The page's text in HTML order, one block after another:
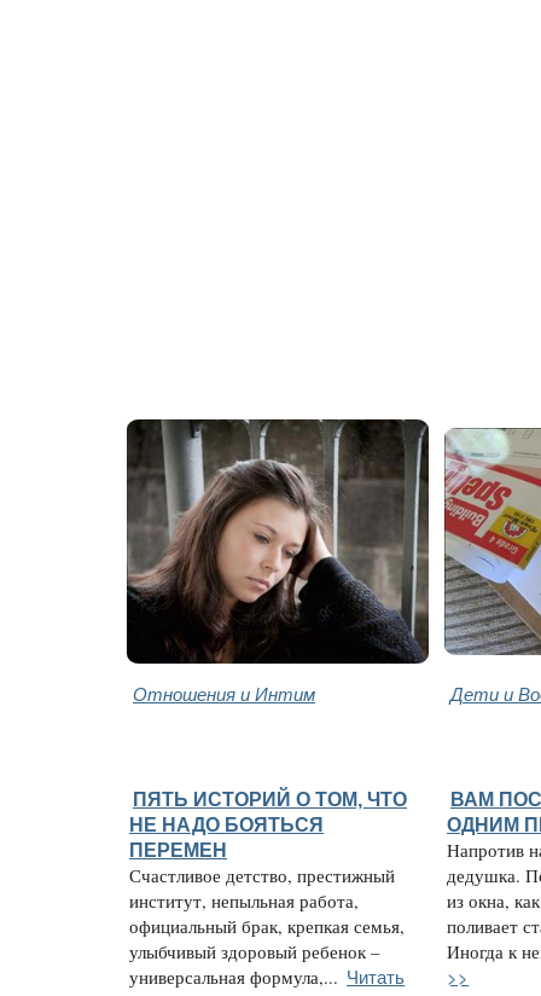
Отношения и Интим Дети и
ПЯТЬ ИСТОРИЙ О ТОМ, ЧТО
НЕ НАДО БОЯТЬСЯ
ПЕРЕМЕН
Счастливое детство, престижный
институт, непыльная работа,
официальный брак, крепкая семья,
улыбчивый здоровый ребенок –
универсальная формула,... Читать
ВАМ
ОДНИМ
Напротив
дедушка.
из окна,
поливает
Иногда к
>>